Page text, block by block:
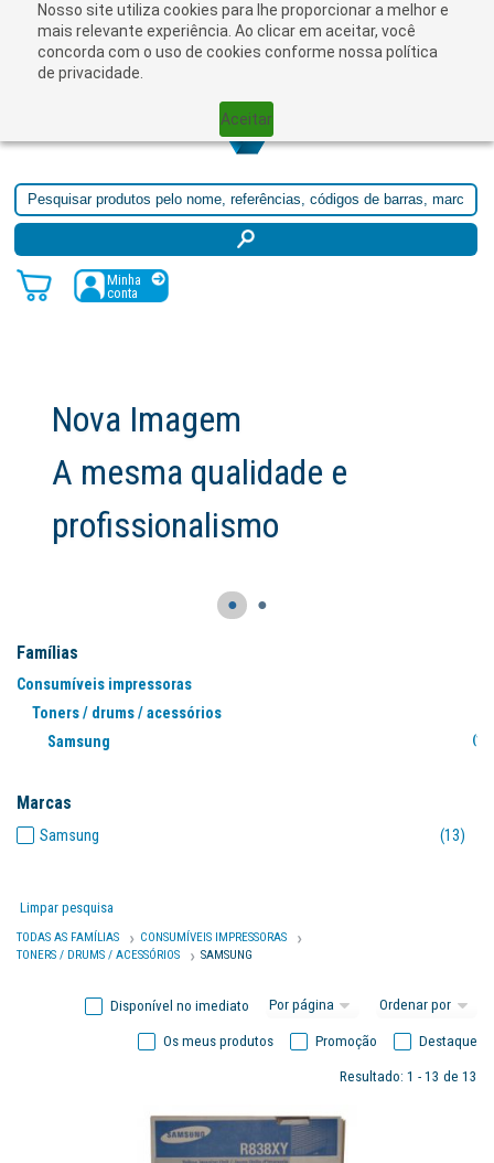
Nosso site utiliza cookies para lhe proporcionar a melhor e
mais relevante experiência. Ao clicar em aceitar, você
concorda com o uso de cookies conforme nossa política
de privacidade.
Aceitar
Minha
conta
● ●
Famílias
Consumíveis impressoras
Toners / drums / acessórios
Samsung
(13)
Marcas
Samsung (13)
Limpar pesquisa
TODAS AS FAMÍLIAS
CONSUMÍVEIS IMPRESSORAS
TONERS / DRUMS / ACESSÓRIOS
SAMSUNG
Disponível no imediato
Destaque
Promoção
Os meus produtos
Resultado: 1 - 13 de 13